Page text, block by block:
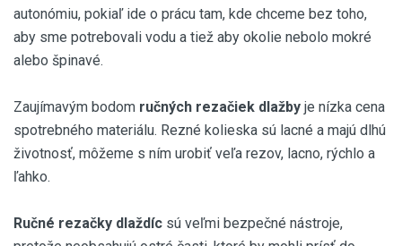
autonómiu, pokiaľ ide o prácu tam, kde chceme bez toho,
aby sme potrebovali vodu a tiež aby okolie nebolo mokré
alebo špinavé.
Zaujímavým bodom ručných rezačiek dlažby je nízka cena
spotrebného materiálu. Rezné kolieska sú lacné a majú dlhú
životnosť, môžeme s ním urobiť veľa rezov, lacno, rýchlo a
ľahko.
Ručné rezačky dlaždíc sú veľmi bezpečné nástroje,